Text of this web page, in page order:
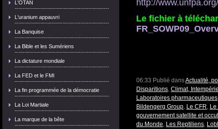
L'OTAN
L'uranium appauvri
La Banquise
La Bible et les Sumériens
La dictature mondiale
La FED et le FMI
La fin programmée de la démocratie
La Loi Martiale
La marque de la bête
http://
Le fichier à
06:33 Publié dansActualité,
Disparitions, Climat,
Laboratoires pharmaceutiques
Bildengerg Group, Le CFR,
gouvernement satellite et
du Monde, Les Reptiliens,